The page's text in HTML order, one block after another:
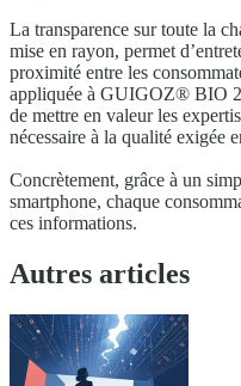
La transparence sur toute la
mise en rayon, permet
proximité entre les
appliquée à GUIGOZ® BIO 2
de mettre en valeur les
nécessaire à la qualité exigée
Concrètement, grâce à un
smartphone, chaque
ces informations.
Autres articles